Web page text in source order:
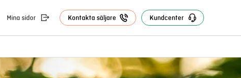
Mina sidor Kontakta säljare Kundcenter